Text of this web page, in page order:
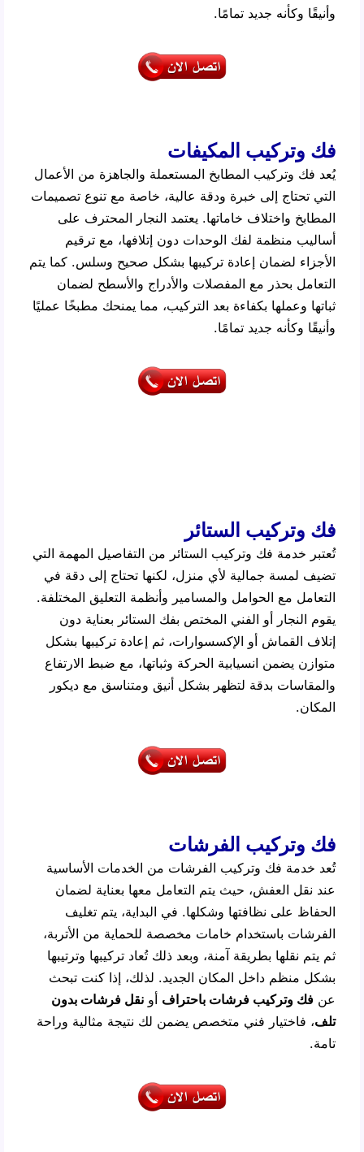
وأنيقًا وكأنه جديد تمامًا.
فك وتركيب المكيفات
يُعد فك وتركيب المطابخ المستعملة والجاهزة من الأعمال
التي تحتاج إلى خبرة ودقة عالية، خاصة مع تنوع تصميمات
المطابخ واختلاف خاماتها. يعتمد النجار المحترف على
أساليب منظمة لفك الوحدات دون إتلافها، مع ترقيم
الأجزاء لضمان إعادة تركيبها بشكل صحيح وسلس. كما يتم
التعامل بحذر مع المفصلات والأدراج والأسطح لضمان
ثباتها وعملها بكفاءة بعد التركيب، مما يمنحك مطبخًا عمليًا
وأنيقًا وكأنه جديد تمامًا.
فك وتركيب الستائر
تُعتبر خدمة فك وتركيب الستائر من التفاصيل المهمة التي
تضيف لمسة جمالية لأي منزل، لكنها تحتاج إلى دقة في
التعامل مع الحوامل والمسامير وأنظمة التعليق المختلفة.
يقوم النجار أو الفني المختص بفك الستائر بعناية دون
إتلاف القماش أو الإكسسوارات، ثم إعادة تركيبها بشكل
متوازن يضمن انسيابية الحركة وثباتها، مع ضبط الارتفاع
والمقاسات بدقة لتظهر بشكل أنيق ومتناسق مع ديكور
المكان.
فك وتركيب الفرشات
تُعد خدمة فك وتركيب الفرشات من الخدمات الأساسية
عند نقل العفش، حيث يتم التعامل معها بعناية لضمان
الحفاظ على نظافتها وشكلها. في البداية، يتم تغليف
الفرشات باستخدام خامات مخصصة للحماية من الأتربة،
ثم يتم نقلها بطريقة آمنة، وبعد ذلك تُعاد تركيبها وترتيبها
بشكل منظم داخل المكان الجديد. لذلك، إذا كنت تبحث
عنفك وتركيب فرشات باحتراف أونقل فرشات بدون
تلف، فاختيار فني متخصص يضمن لك نتيجة مثالية وراحة
تامة.